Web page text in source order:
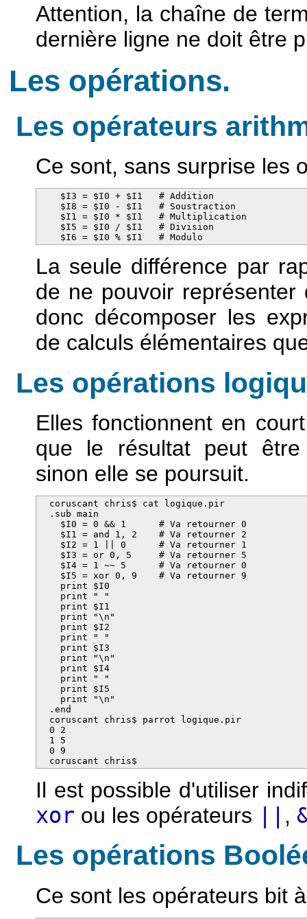
Attention, la chaîne de
dernière ligne ne doit être
Les opérations.
Les opérateurs
Ce sont, sans surprise les
    $I3 = $I0 + $I1   # Addition
    $I8 = $I0 - $I1   # Soustraction
    $I1 = $I0 * $I1   # Multiplication
    $I5 = $I0 / $I1   # Division
    $I6 = $I0 % $I1   # Modulo
La seule différence par
de ne pouvoir
donc décomposer les
de calculs élémentaires
Les opérations
Elles fonctionnent en
que le résultat peut être
sinon elle se poursuit.
  coruscant chris$ cat logique.pir
  .sub main
    $I0 = 0 && 1      # Va retourner 0
    $I1 = and 1, 2    # Va retourner 2
    $I2 = 1 || 0      # Va retourner 1
    $I3 = or 0, 5     # Va retourner 5
    $I4 = 1 ~~ 5      # Va retourner 0
    $I5 = xor 0, 9    # Va retourner 9
    print $I0
    print " "
    print $I1
    print "\n"
    print $I2
    print " "
    print $I3
    print "\n"
    print $I4
    print " "
    print $I5
    print "\n"
  .end
  coruscant chris$ parrot logique.pir
  0 2
  1 5
  0 9
  coruscant chris$
Il est possible d'utiliser
xor ou les opérateurs ,
Les opérations
Ce sont les opérateurs bit